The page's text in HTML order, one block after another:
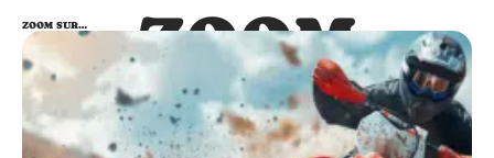
ZOOM
SUR…
ZOOM SUR…